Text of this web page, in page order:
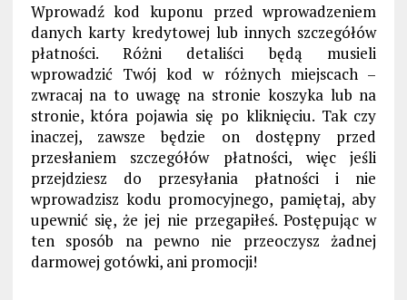
Wprowadź kod kuponu przed wprowadzeniem
danych karty kredytowej lub innych szczegółów
płatności. Różni detaliści będą musieli
wprowadzić Twój kod w różnych miejscach –
zwracaj na to uwagę na stronie koszyka lub na
stronie, która pojawia się po kliknięciu. Tak czy
inaczej, zawsze będzie on dostępny przed
przesłaniem szczegółów płatności, więc jeśli
przejdziesz do przesyłania płatności i nie
wprowadzisz kodu promocyjnego, pamiętaj, aby
upewnić się, że jej nie przegapiłeś. Postępując w
ten sposób na pewno nie przeoczysz żadnej
darmowej gotówki, ani promocji!